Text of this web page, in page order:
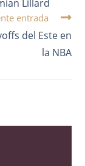
Lillard
entrada
del Este en
la NBA